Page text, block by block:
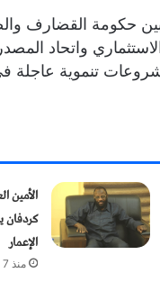
بين حكومة القضارف
واتحاد
مشروعات تنموية
الأمين
كردفان
الإعمار
منذ 7 ساعات